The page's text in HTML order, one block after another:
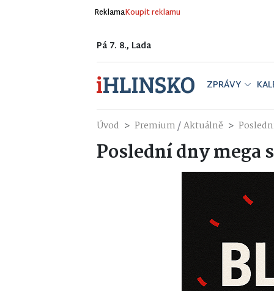
ReklamaKoupit reklamu
Pá 7. 8., Lada
ZPRÁVY
Úvod Premium/Aktuálně
Poslední dny mega